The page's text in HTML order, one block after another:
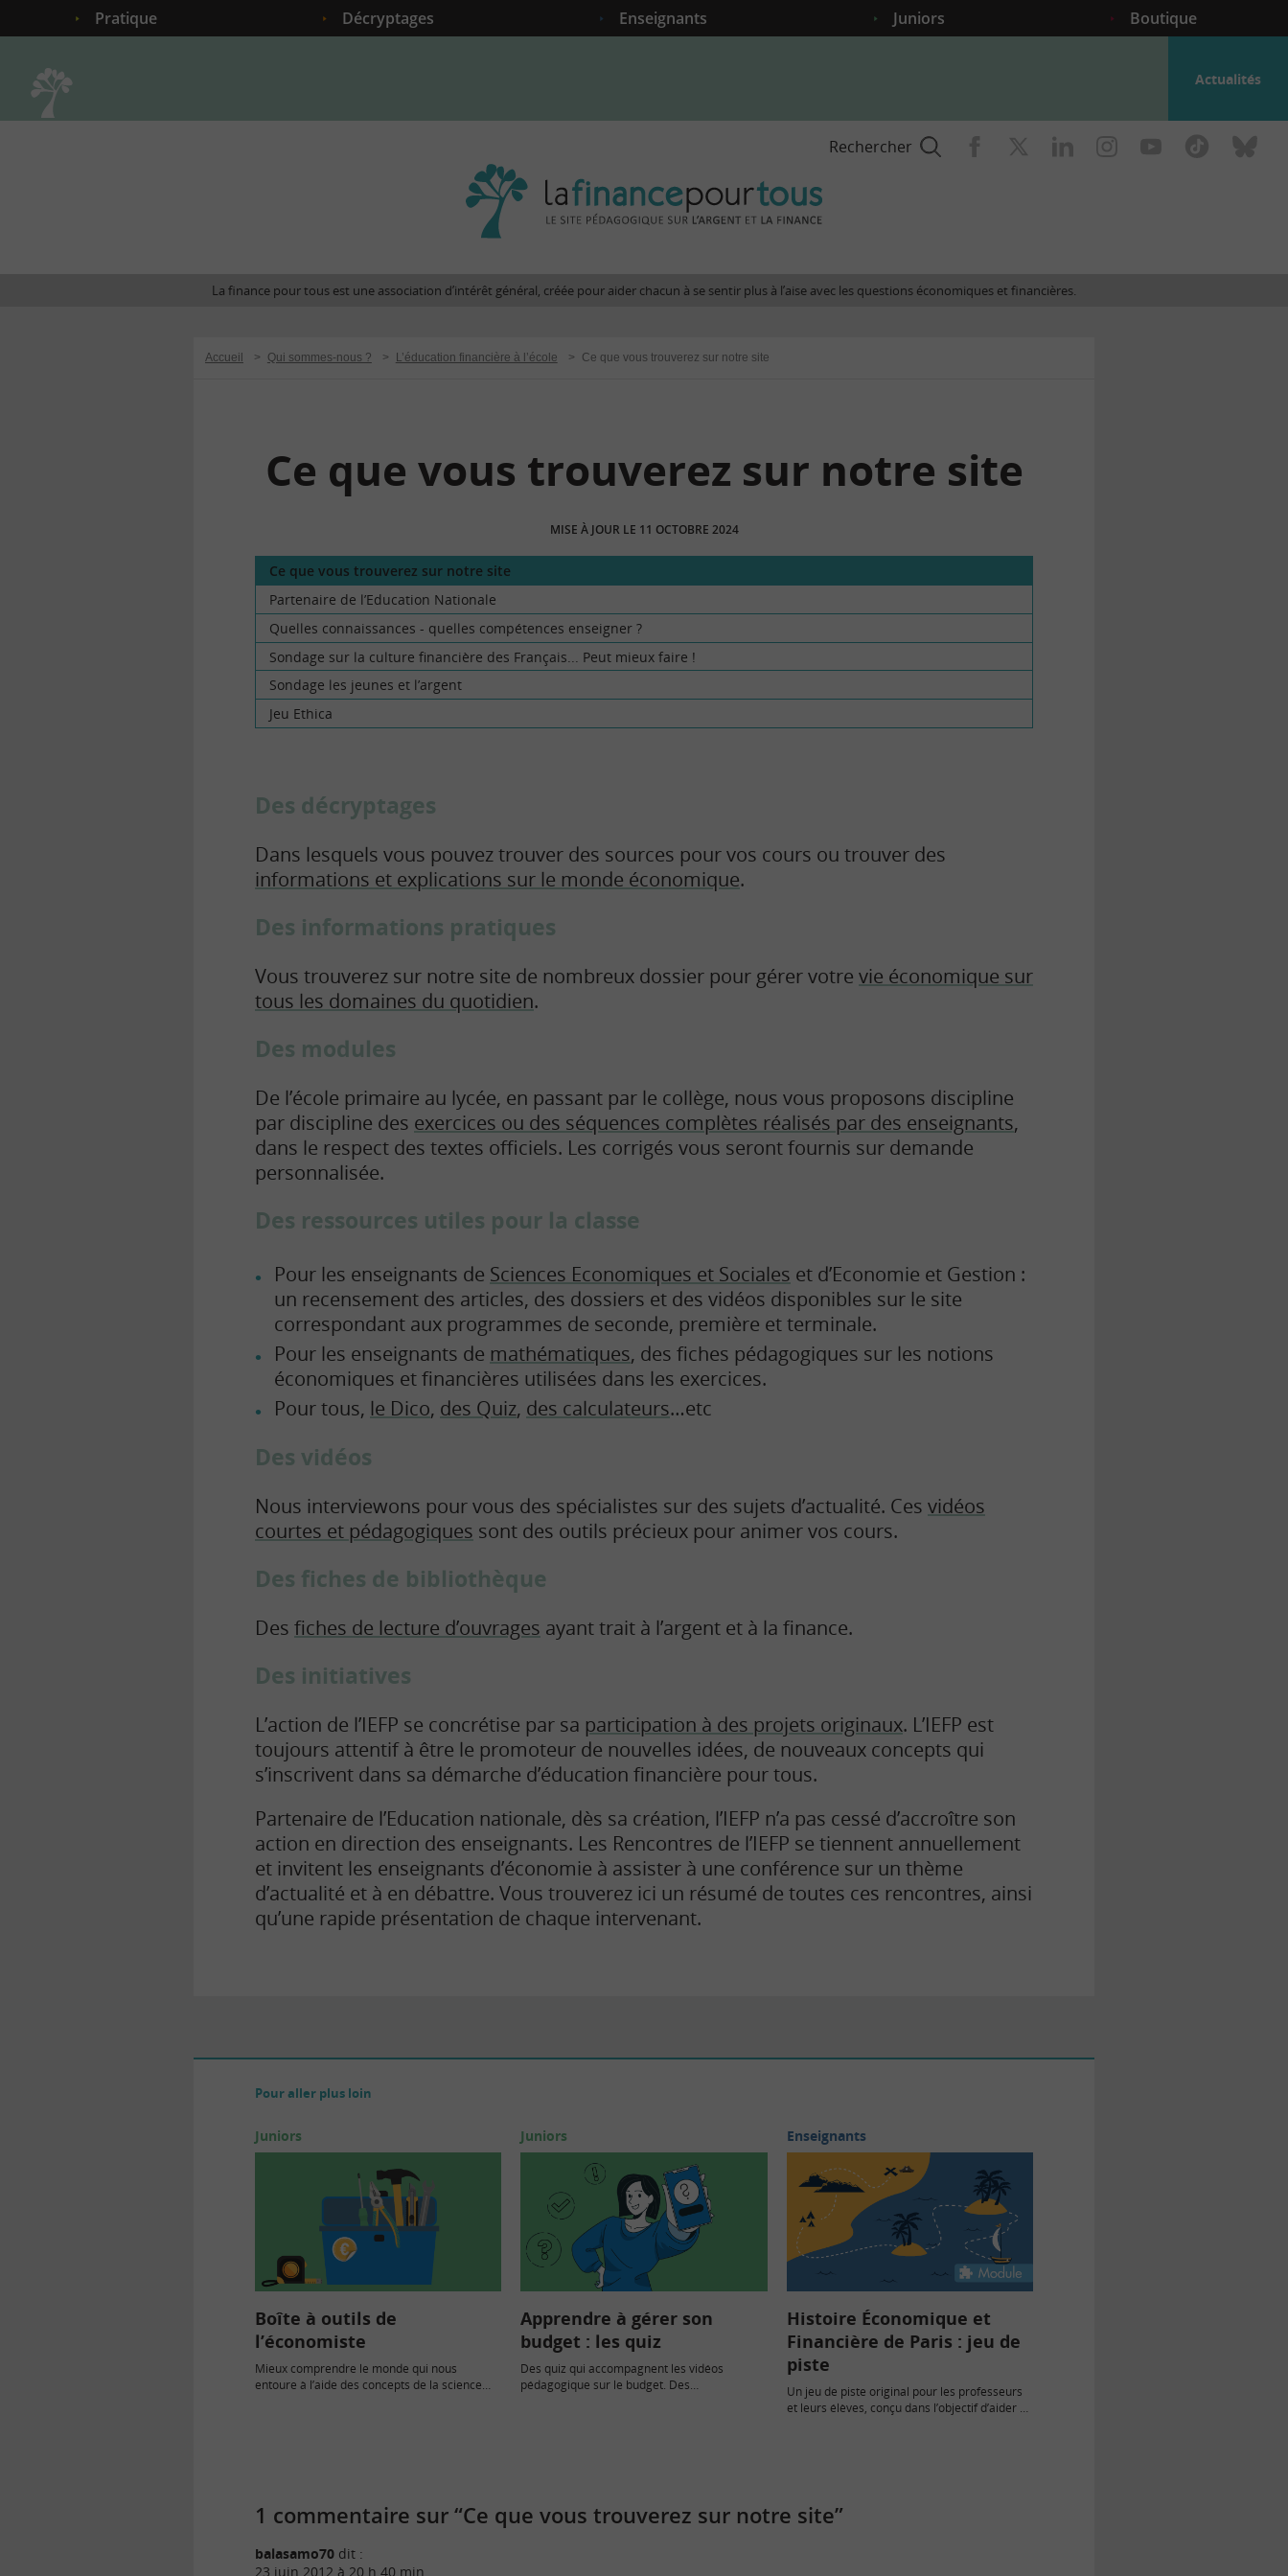
Pratique Décryptages Enseignants Juniors Boutique
Actualités
Rechercher
finance
site
La finance pour tous est une association d’intérêt général, créée pour aider chacun à se sentir plus à l’aise avec les questions économiques et financières.
Accueil > Qui sommes-nous ? > L’éducation financière à l’école > Ce que vous trouverez sur notre site
Ce que vous trouverez sur notre site
MISE À JOUR LE 11 OCTOBRE 2024
Ce que vous trouverez sur notre site
Partenaire de l’Education Nationale
Quelles connaissances - quelles compétences enseigner ?
Sondage sur la culture financière des Français... Peut mieux faire !
Sondage les jeunes et l’argent
Jeu Ethica
Des décryptages
Dans lesquels vous pouvez trouver des sources pour vos cours ou trouver des
informations et explications sur le monde économique.
Des informations pratiques
Vous trouverez sur notre site de nombreux dossier pour gérer votre vie économique sur
tous les domaines du quotidien.
Des modules
De l’école primaire au lycée, en passant par le collège, nous vous proposons discipline
par discipline des exercices ou des séquences complètes réalisés par des enseignants,
dans le respect des textes officiels. Les corrigés vous seront fournis sur demande
personnalisée.
Des ressources utiles pour la classe
Pour les enseignants de Sciences Economiques et Sociales et d’Economie et Gestion :
un recensement des articles, des dossiers et des vidéos disponibles sur le site
correspondant aux programmes de seconde, première et terminale.
Pour les enseignants de mathématiques, des fiches pédagogiques sur les notions
économiques et financières utilisées dans les exercices.
Pour tous, le Dico, des Quiz, des calculateurs…etc
Des vidéos
Nous interviewons pour vous des spécialistes sur des sujets d’actualité. Ces vidéos
courtes et pédagogiques sont des outils précieux pour animer vos cours.
Des fiches de bibliothèque
Des fiches de lecture d’ouvrages ayant trait à l’argent et à la finance.
Des initiatives
L’action de l’IEFP se concrétise par sa participation à des projets originaux. L’IEFP est
toujours attentif à être le promoteur de nouvelles idées, de nouveaux concepts qui
s’inscrivent dans sa démarche d’éducation financière pour tous.
Partenaire de l’Education nationale, dès sa création, l’IEFP n’a pas cessé d’accroître son
action en direction des enseignants. Les Rencontres de l’IEFP se tiennent annuellement
et invitent les enseignants d’économie à assister à une conférence sur un thème
d’actualité et à en débattre. Vous trouverez ici un résumé de toutes ces rencontres, ainsi
qu’une rapide présentation de chaque intervenant.
Pour aller plus loin
Juniors
Boîte à outils de
l’économiste
Mieux comprendre le monde qui nous
entoure à l’aide des concepts de la science
Juniors
Apprendre à gérer son
budget : les quiz
Des quiz qui accompagnent les vidéos
pédagogique sur le budget. Des
Enseignants
Histoire Économique et
Financière de Paris : jeu de
piste
Un jeu de piste original pour les professeurs
et leurs élèves, conçu dans l’objectif d’aider à
1 commentaire sur “Ce que vous trouverez sur notre site”
balasamo70 dit :
23 juin 2012 à 20 h 40 min